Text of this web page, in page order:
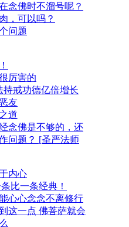
念佛时不溜号呢？
，可以吗？
问题
厉害的
持戒功德亿倍增长
友
道
念佛是不够的，还
问题？ [圣严法师
内心
比一条经典！
心心念念不离修行
这一点 佛菩萨就会